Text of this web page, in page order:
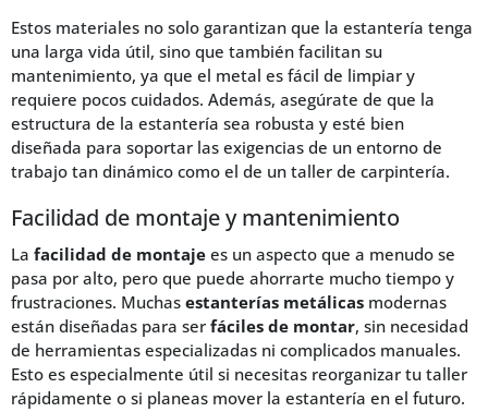
Estos materiales no solo garantizan que la estantería tenga
una larga vida útil, sino que también facilitan su
mantenimiento, ya que el metal es fácil de limpiar y
requiere pocos cuidados. Además, asegúrate de que la
estructura de la estantería sea robusta y esté bien
diseñada para soportar las exigencias de un entorno de
trabajo tan dinámico como el de un taller de carpintería.
Facilidad de montaje y mantenimiento
La facilidad de montaje es un aspecto que a menudo se
pasa por alto, pero que puede ahorrarte mucho tiempo y
frustraciones. Muchas estanterías metálicas modernas
están diseñadas para ser fáciles de montar, sin necesidad
de herramientas especializadas ni complicados manuales.
Esto es especialmente útil si necesitas reorganizar tu taller
rápidamente o si planeas mover la estantería en el futuro.